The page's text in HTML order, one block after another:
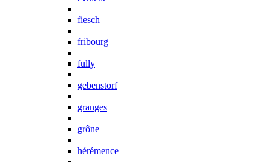
fiesch
fribourg
fully
gebenstorf
granges
grône
hérémence